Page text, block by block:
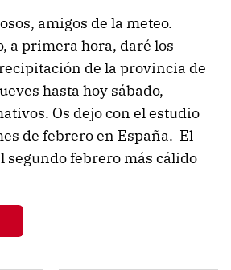
amigos de la meteo.
a primera hora, daré los
de la provincia de
hasta hoy sábado,
Os dejo con el estudio
de febrero en España. El
segundo febrero más cálido